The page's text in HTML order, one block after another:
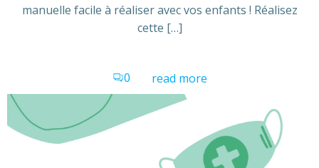
manuelle facile à réaliser avec vos enfants ! Réalisez
cette […]
0 read more